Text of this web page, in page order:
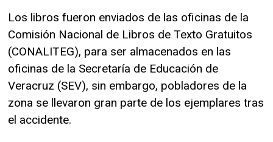
Los libros fueron enviados de las oficinas de la
Comisión Nacional de Libros de Texto Gratuitos
(CONALITEG), para ser almacenados en las
oficinas de la Secretaría de Educación de
Veracruz (SEV), sin embargo, pobladores de la
zona se llevaron gran parte de los ejemplares tras
el accidente.